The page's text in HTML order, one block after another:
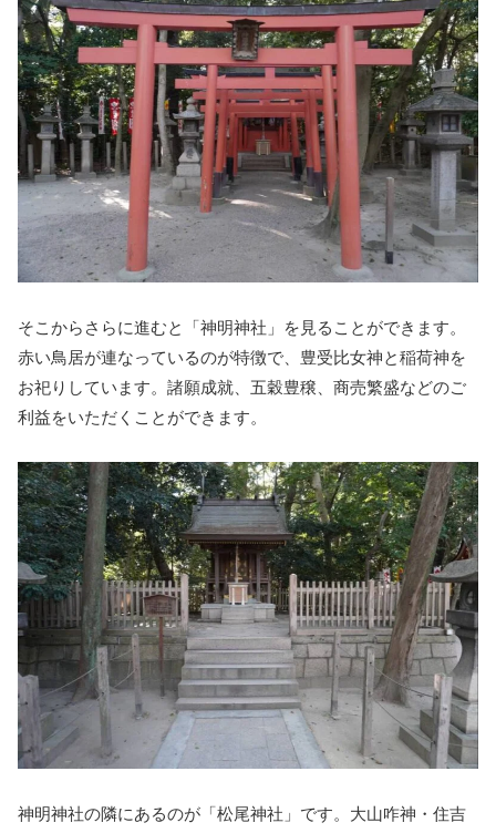
そこからさらに進むと「神明神社」を見ることができます。
赤い鳥居が連なっているのが特徴で、豊受比女神と稲荷神を
お祀りしています。諸願成就、五穀豊穣、商売繁盛などのご
利益をいただくことができます。
神明神社の隣にあるのが「松尾神社」です。大山咋神・住吉